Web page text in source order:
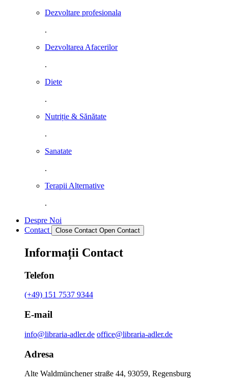
Dezvoltare profesionala
.
Dezvoltarea Afacerilor
.
Diete
.
Nutriție & Sănătate
.
Sanatate
.
Terapii Alternative
.
Despre Noi
Contact
Close Contact Open Contact
Informații Contact
Telefon
(+49) 151 7537 9344
E-mail
info@libraria-adler.de office@libraria-adler.de
Adresa
Alte Waldmünchener straße 44, 93059, Regensburg